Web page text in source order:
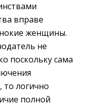
вправе
женщины.
не
поскольку сама
то логично
полной